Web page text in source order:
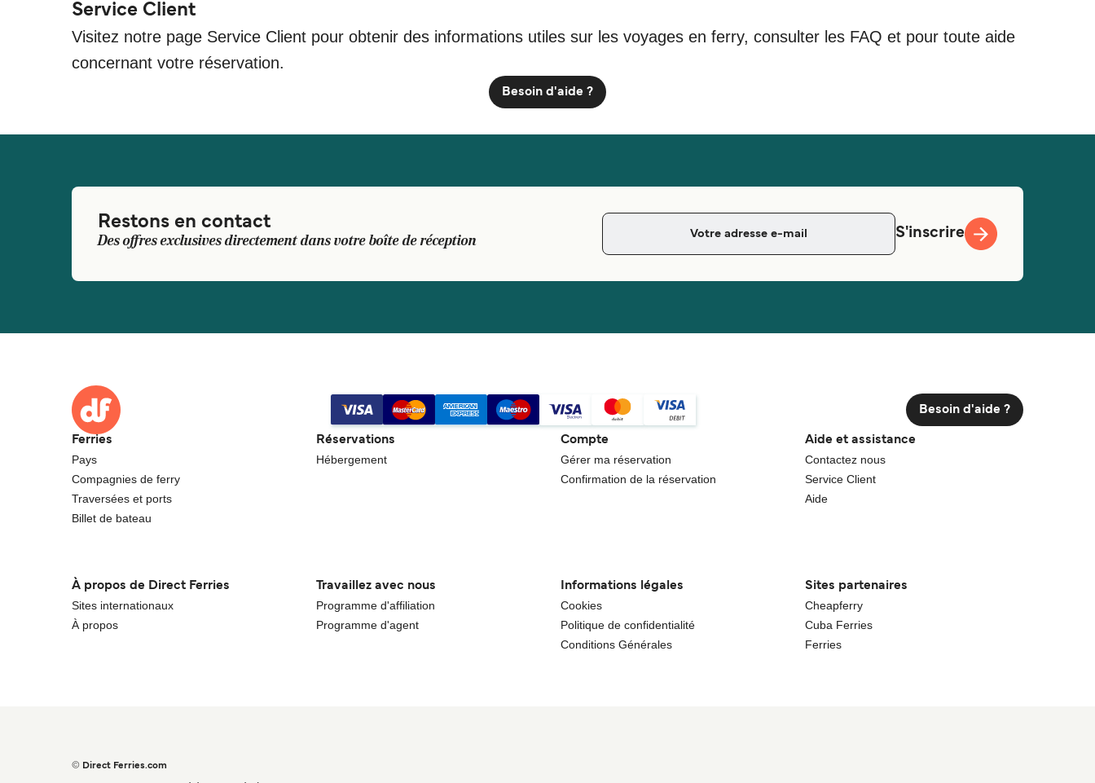
Service Client
Visitez notre page Service Client pour obtenir des informations utiles sur les voyages en ferry, consulter les FAQ et pour toute aide
concernant votre réservation.
Besoin d'aide ?
Restons en contact
Des offres exclusives directement dans votre boîte de réception S'inscrire
Besoin d'aide ?
Ferries
Pays
Compagnies de ferry
Traversées et ports
Billet de bateau
Réservations
Hébergement
Compte
Gérer ma réservation
Confirmation de la réservation
Aide et assistance
Contactez nous
Service Client
Aide
À propos de Direct Ferries
Sites internationaux
À propos
Travaillez avec nous
Programme d'affiliation
Programme d'agent
Informations légales
Cookies
Politique de confidentialité
Conditions Générales
Sites partenaires
Cheapferry
Cuba Ferries
Ferries
© Direct Ferries.com